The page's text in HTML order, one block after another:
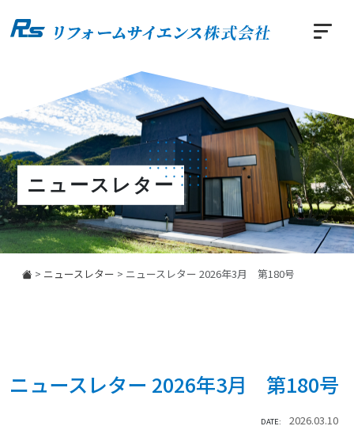
ニュースレター
> ニュースレター > ニュースレター 2026年3月 第180号
ニュースレター 2026年3月 第180号
DATE: 2026.03.10